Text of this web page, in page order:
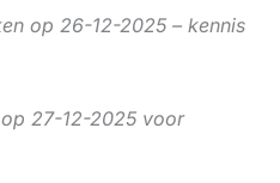
op 26-12-2025 – kennis
27-12-2025 voor